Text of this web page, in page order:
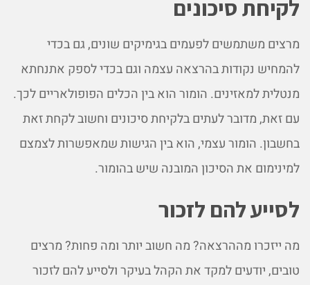
לקיחת סיכונים
מרצים משתמשים לפעמים בגימיקים שונים, גם בכדי
להמחיש נקודות בהרצאה עצמה וגם בכדי לספק אתנחתא
מנטלית למאזינים. הומור הוא בין הכלים הפופולאריים לכך.
עם זאת, מדובר לעתים בלקיחת סיכונים וחשוב לקחת זאת
בחשבון. הומור עצמי, הוא בין הגישות שמאפשרות לצמצם
למינימום את הסיכון המובנה שיש בהומור.
לסייע להם לזכור
מה ייזכרו מההרצאה? מה חשוב יותר ומה פחות? מרצים
טובים, יודעים למקד את הקהל בעיקר ולסייע להם לזכור